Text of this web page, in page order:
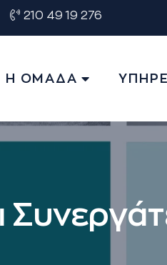
210 49 19 276
Η ΟΜΑΔΑ